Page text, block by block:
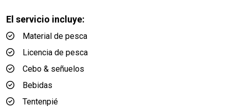
El servicio incluye:
Material de pesca
Licencia de pesca
Cebo & señuelos
Bebidas
Tentenpié